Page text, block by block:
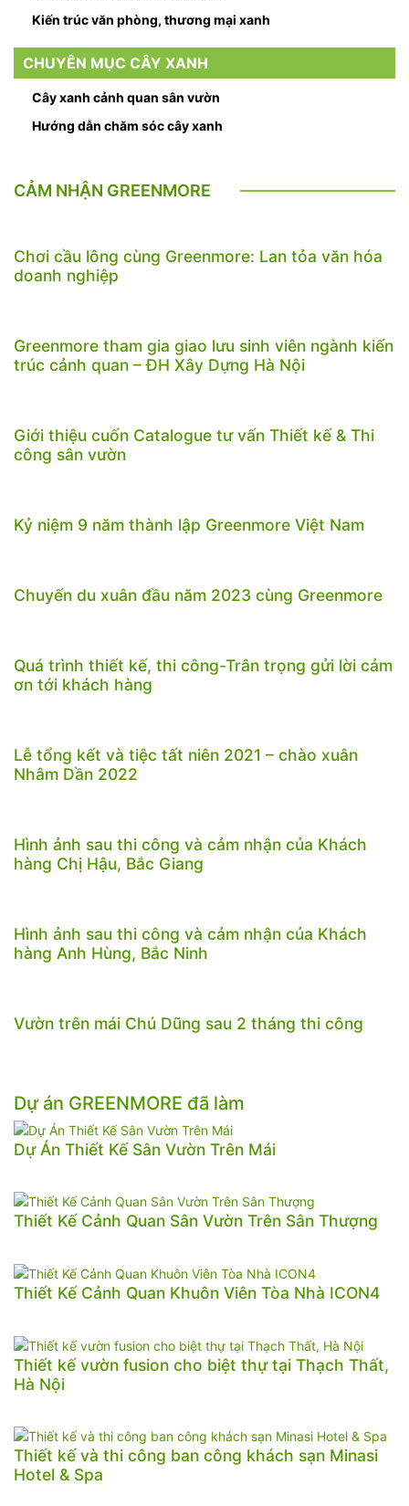
Kiến trúc văn phòng, thương mại xanh
CHUYÊN MỤC CÂY XANH
Cây xanh cảnh quan sân vườn
Hướng dẫn chăm sóc cây xanh
CẢM NHẬN GREENMORE
Chơi cầu lông cùng Greenmore: Lan tỏa văn hóa
doanh nghiệp
Greenmore tham gia giao lưu sinh viên ngành kiến
trúc cảnh quan – ĐH Xây Dựng Hà Nội
Giới thiệu cuốn Catalogue tư vấn Thiết kế & Thi
công sân vườn
Kỷ niệm 9 năm thành lập Greenmore Việt Nam
Chuyến du xuân đầu năm 2023 cùng Greenmore
Quá trình thiết kế, thi công-Trân trọng gửi lời cảm
ơn tới khách hàng
Lễ tổng kết và tiệc tất niên 2021 – chào xuân
Nhâm Dần 2022
Hình ảnh sau thi công và cảm nhận của Khách
hàng Chị Hậu, Bắc Giang
Hình ảnh sau thi công và cảm nhận của Khách
hàng Anh Hùng, Bắc Ninh
Vườn trên mái Chú Dũng sau 2 tháng thi công
Dự án GREENMORE đã làm
Dự Án Thiết Kế Sân Vườn Trên Mái
Thiết Kế Cảnh Quan Sân Vườn Trên Sân Thượng
Thiết Kế Cảnh Quan Khuôn Viên Tòa Nhà ICON4
Thiết kế vườn fusion cho biệt thự tại Thạch Thất,
Hà Nội
Thiết kế và thi công ban công khách sạn Minasi
Hotel & Spa